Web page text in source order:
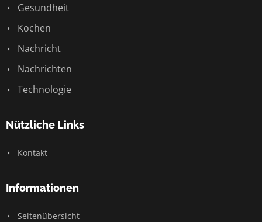
Gesundheit
Kochen
Nachricht
Nachrichten
Technologie
Nützliche Links
Kontakt
Informationen
Seitenübersicht